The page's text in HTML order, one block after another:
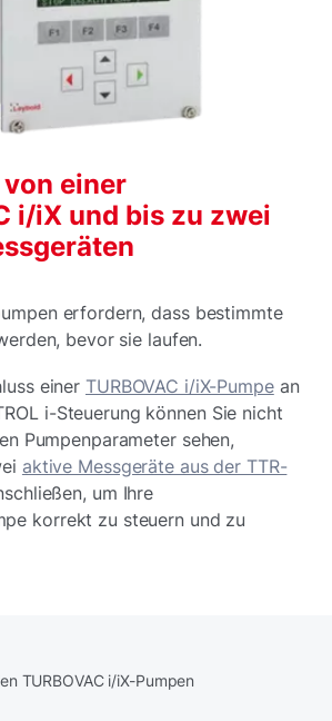
einer
i/iX und bis zu zwei
erfordern, dass bestimmte
bevor sie laufen.
einer TURBOVAC i/iX-Pumpean
i-Steuerung können Sie nicht
Pumpenparameter sehen,
aktive Messgeräte aus der TTR-
um Ihre
korrekt zu steuern und zu
TURBOVAC i/iX-Pumpen